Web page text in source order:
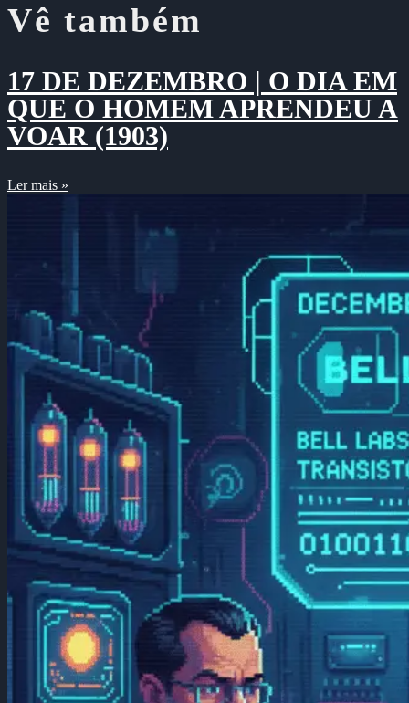
Vê também
17 DE DEZEMBRO | O DIA EM
QUE O HOMEM APRENDEU A
VOAR (1903)
Ler mais »